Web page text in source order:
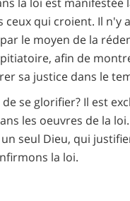
ceux qui croient. Il n'y
le moyen de la
afin de
sa justice dans le
se glorifier? Il est
les oeuvres de la loi.
seul Dieu, qui
la loi.